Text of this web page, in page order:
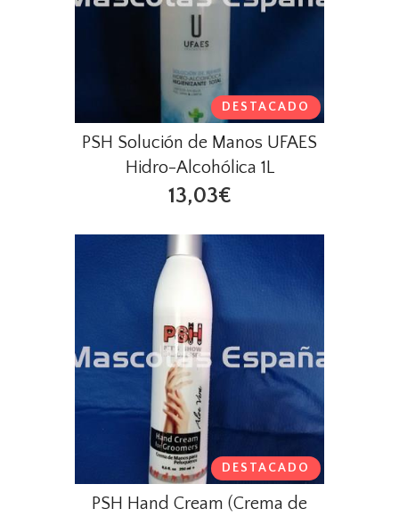
DESTACADO
PSH Solución de Manos UFAES
Hidro-Alcohólica 1L
13,03€
DESTACADO
PSH Hand Cream (Crema de